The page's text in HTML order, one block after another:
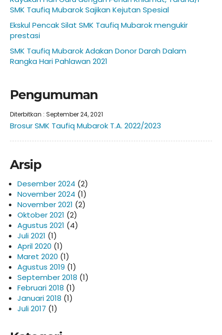
SMK Taufiq Mubarok Sajikan Kejutan Spesial
Ekskul Pencak Silat SMK Taufiq Mubarok mengukir
prestasi
SMK Taufiq Mubarok Adakan Donor Darah Dalam
Rangka Hari Pahlawan 2021
Pengumuman
Diterbitkan : September 24, 2021
Brosur SMK Taufiq Mubarok T.A. 2022/2023
Arsip
Desember 2024 (2)
November 2024 (1)
November 2021 (2)
Oktober 2021 (2)
Agustus 2021 (4)
Juli 2021 (1)
April 2020 (1)
Maret 2020 (1)
Agustus 2019 (1)
September 2018 (1)
Februari 2018 (1)
Januari 2018 (1)
Juli 2017 (1)